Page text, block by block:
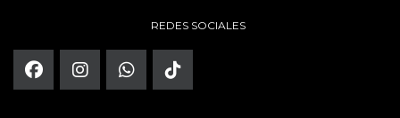
REDES SOCIALES